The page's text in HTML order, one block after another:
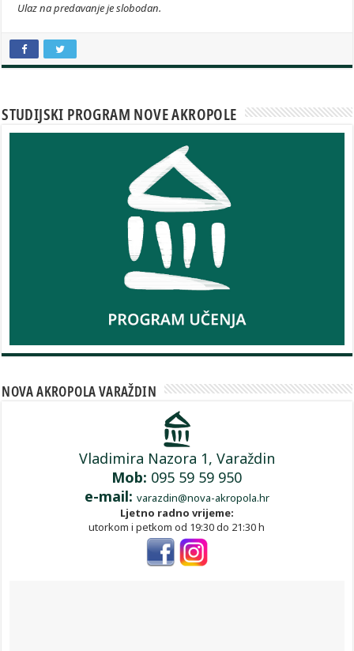
Ulaz na predavanje je slobodan.
STUDIJSKI PROGRAM NOVE AKROPOLE
NOVA AKROPOLA VARAŽDIN
Vladimira Nazora 1, Varaždin
Mob: 095 59 59 950
e-mail: varazdin@nova-akropola.hr
Ljetno radno vrijeme:
utorkom i petkom od 19:30 do 21:30 h